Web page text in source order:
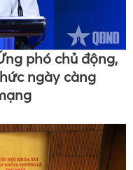
phó chủ động,
ngày càng